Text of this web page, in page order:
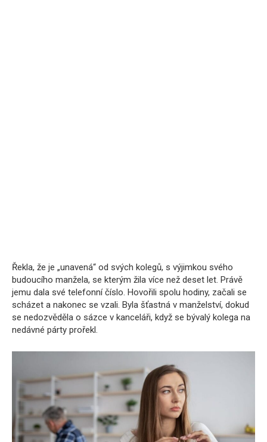
Řekla, že je „unavená“ od svých kolegů, s výjimkou svého
budoucího manžela, se kterým žila více než deset let. Právě
jemu dala své telefonní číslo. Hovořili spolu hodiny, začali se
scházet a nakonec se vzali. Byla šťastná v manželství, dokud
se nedozvěděla o sázce v kanceláři, když se bývalý kolega na
nedávné párty prořekl.